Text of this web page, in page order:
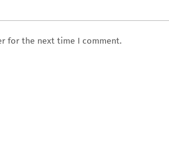
for the next time I comment.